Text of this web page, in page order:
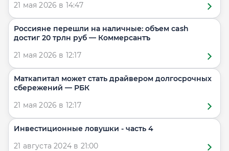
21 мая 2026 в 14:47
Россияне перешли на наличные: объем cash
достиг 20 трлн руб — Коммерсантъ
21 мая 2026 в 12:17
Маткапитал может стать драйвером долгосрочных
сбережений — РБК
21 мая 2026 в 12:17
Инвестиционные ловушки - часть 4
21 августа 2024 в 21:00